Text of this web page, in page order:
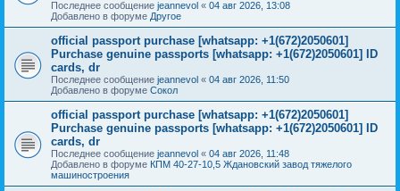
Последнее сообщение jeannevol « 04 авг 2026, 13:08
Добавлено в форуме Другое
official passport purchase [whatsapp: +1(672)2050601]
Purchase genuine passports [whatsapp: +1(672)2050601] ID
cards, dr
Последнее сообщение jeannevol « 04 авг 2026, 11:50
Добавлено в форуме Сокол
official passport purchase [whatsapp: +1(672)2050601]
Purchase genuine passports [whatsapp: +1(672)2050601] ID
cards, dr
Последнее сообщение jeannevol « 04 авг 2026, 11:48
Добавлено в форуме КПМ 40-27-10,5 Ждановский завод тяжелого
машиностроения